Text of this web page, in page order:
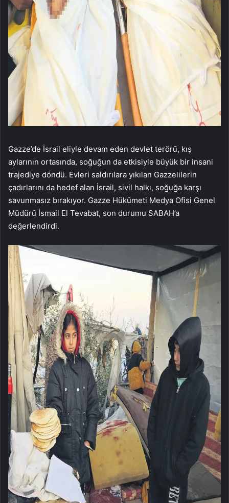
Gazze’de İsrail eliyle devam eden devlet terörü, kış
aylarının ortasında, soğuğun da etkisiyle büyük bir insani
trajediye döndü. Evleri saldırılara yıkılan Gazzelilerin
çadırlarını da hedef alan İsrail, sivil halkı, soğuğa karşı
savunmasız bırakıyor. Gazze Hükümeti Medya Ofisi Genel
Müdürü İsmail El Tevabat, son durumu SABAH’a
değerlendirdi.